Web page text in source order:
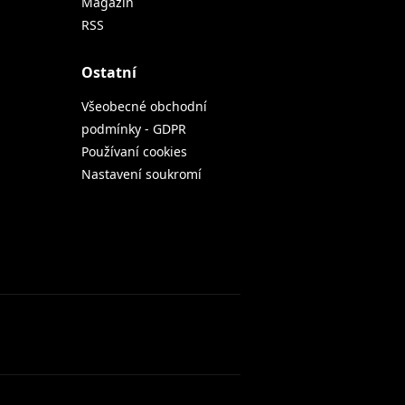
RSS
Ostatní
Všeobecné obchodní
podmínky - GDPR
Používaní cookies
Nastavení soukromí